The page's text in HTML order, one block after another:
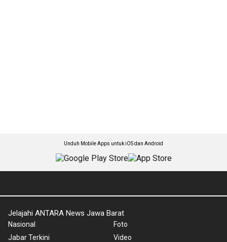
Unduh Mobile Apps untuk iOS dan Android
Jelajahi ANTARA News Jawa Barat
Nasional
Jabar Terkini
Foto
Video